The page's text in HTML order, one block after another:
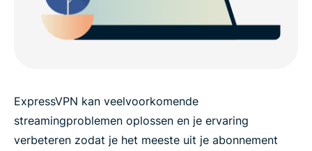
ExpressVPN kan veelvoorkomende
streamingproblemen oplossen en je ervaring
verbeteren zodat je het meeste uit je abonnement